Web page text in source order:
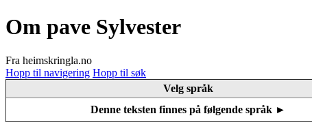
Om pave Sylvester
Fra heimskringla.no
Hopp til navigering Hopp til søk
Velg språk
Denne teksten finnes på følgende språk ►